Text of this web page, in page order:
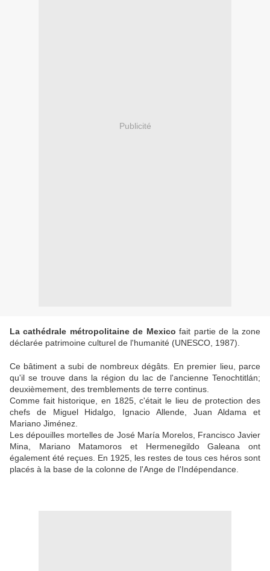
Publicité
La cathédrale métropolitaine de Mexicofait partie de la zone
déclarée patrimoine culturel de l'humanité (UNESCO, 1987).
Ce bâtiment a subi de nombreux dégâts. En premier lieu, parce
qu'il se trouve dans la région du lac de l'ancienne Tenochtitlán;
deuxièmement, des tremblements de terre continus.
Comme fait historique, en 1825, c'était le lieu de protection des
chefs de Miguel Hidalgo, Ignacio Allende, Juan Aldama et
Mariano Jiménez.
Les dépouilles mortelles de José María Morelos, Francisco Javier
Mina, Mariano Matamoros et Hermenegildo Galeana ont
également été reçues. En 1925, les restes de tous ces héros sont
placés à la base de la colonne de l'Ange de l'Indépendance.